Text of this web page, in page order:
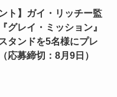
ト】ガイ・リッチー監
グレイ・ミッション』
タンドを5名様にプレ
応募締切：8月9日）